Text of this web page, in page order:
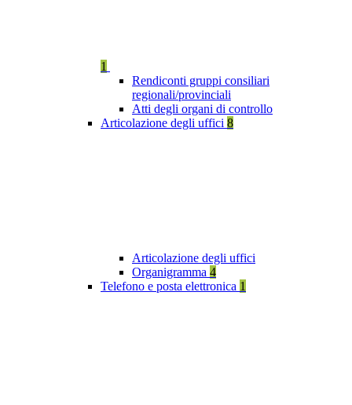
1
Rendiconti gruppi consiliari
regionali/provinciali
Atti degli organi di controllo
Articolazione degli uffici 8
Articolazione degli uffici
Organigramma 4
Telefono e posta elettronica 1